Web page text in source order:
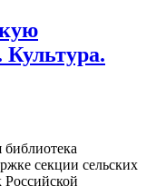
библиотека
секции сельских
Российской